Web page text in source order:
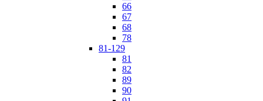
66
67
68
78
81-129
81
82
89
90